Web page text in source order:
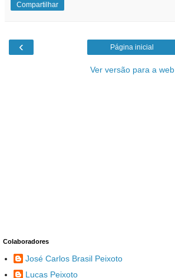
Compartilhar
‹ Página inicial
Ver versão para a web
Colaboradores
José Carlos Brasil Peixoto
Lucas Peixoto